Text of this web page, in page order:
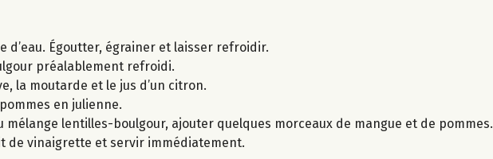
d’eau. Égoutter, égrainer et laisser refroidir.
préalablement refroidi.
la moutarde et le jus d’un citron.
en julienne.
lentilles-boulgour, ajouter quelques morceaux de mangue et de pommes.
de vinaigrette et servir immédiatement.